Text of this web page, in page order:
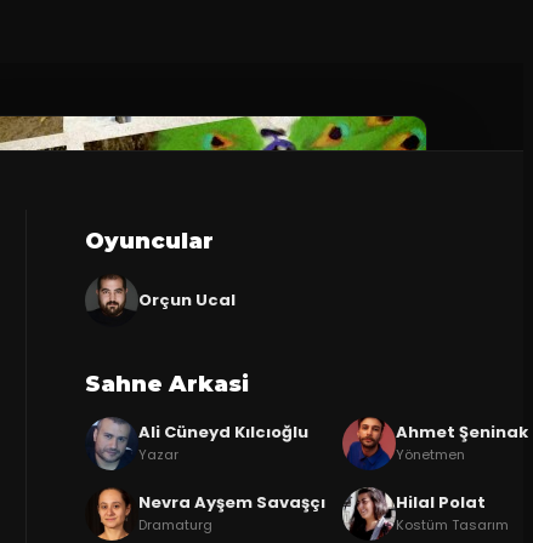
Oyuncular
Orçun Ucal
Sahne Arkasi
Ali Cüneyd Kılcıoğlu
Yazar
Ahmet Şeninak
Yönetmen
Nevra Ayşem Savaşçı
Dramaturg
Hilal Polat
Kostüm Tasarım